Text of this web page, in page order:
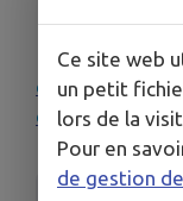
📄🌐
consultant
de Musique
Ecole
Ce site web
un petit
lors de la
Pour en
de gestion